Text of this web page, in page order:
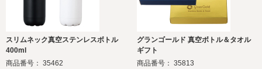
スリムネック真空ステンレスボトル
400ml
商品番号： 35462
グランゴールド 真空ボトル＆タオル
ギフト
商品番号： 35813